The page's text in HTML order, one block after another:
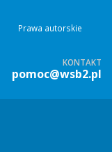
Prawa autorskie
KONTAKT
pomoc@wsb2.pl